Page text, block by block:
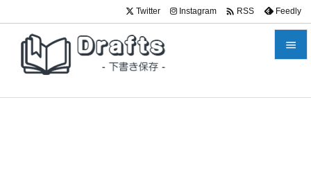

Twitter Instagram  RSS Feedly